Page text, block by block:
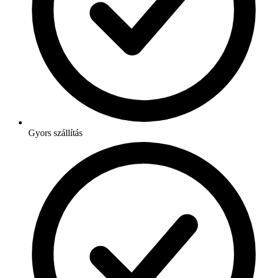
Gyors szállítás